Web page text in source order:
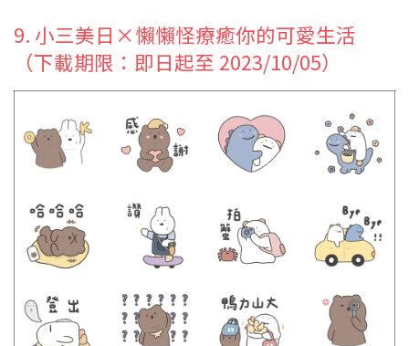
9. 小三美日×懶懶怪療癒你的可愛生活
（下載期限：即日起至 2023/10/05）